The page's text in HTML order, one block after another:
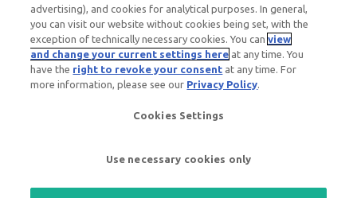
General questions
about UTA Edenred
Eckstein GmbH & Co. KG
advertising), and cookies for analytical purposes. In general,
you can visit our website without cookies being set, with the
exception of technically necessary cookies. You canview
and change your current settings here at any time. You
have the right to revoke your consent at any time. For
more information, please see our Privacy Policy.
Cookies Settings
Use necessary cookies only